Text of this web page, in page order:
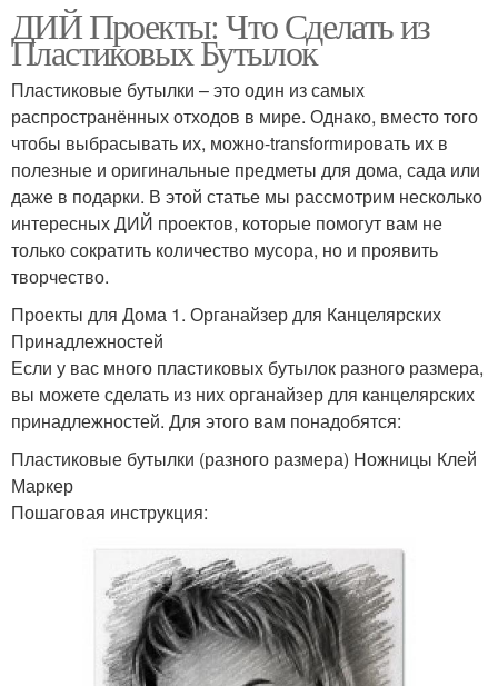
ДИЙ Проекты: Что Сделать из
Пластиковых Бутылок
Пластиковые бутылки – это один из самых
распространённых отходов в мире. Однако, вместо того
чтобы выбрасывать их, можно-transformировать их в
полезные и оригинальные предметы для дома, сада или
даже в подарки. В этой статье мы рассмотрим несколько
интересных ДИЙ проектов, которые помогут вам не
только сократить количество мусора, но и проявить
творчество.
Проекты для Дома 1. Органайзер для Канцелярских
Принадлежностей
Если у вас много пластиковых бутылок разного размера,
вы можете сделать из них органайзер для канцелярских
принадлежностей. Для этого вам понадобятся:
Пластиковые бутылки (разного размера) Ножницы Клей
Маркер
Пошаговая инструкция: